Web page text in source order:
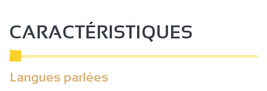
CARACTÉRISTIQUES
Langues parlées